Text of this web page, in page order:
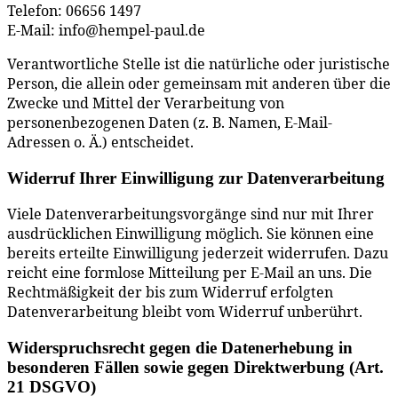
Telefon: 06656 1497
E-Mail: info@hempel-paul.de
Verantwortliche Stelle ist die natürliche oder juristische
Person, die allein oder gemeinsam mit anderen über die
Zwecke und Mittel der Verarbeitung von
personenbezogenen Daten (z. B. Namen, E-Mail-
Adressen o. Ä.) entscheidet.
Widerruf Ihrer Einwilligung zur Datenverarbeitung
Viele Datenverarbeitungsvorgänge sind nur mit Ihrer
ausdrücklichen Einwilligung möglich. Sie können eine
bereits erteilte Einwilligung jederzeit widerrufen. Dazu
reicht eine formlose Mitteilung per E-Mail an uns. Die
Rechtmäßigkeit der bis zum Widerruf erfolgten
Datenverarbeitung bleibt vom Widerruf unberührt.
Widerspruchsrecht gegen die Datenerhebung in
besonderen Fällen sowie gegen Direktwerbung (Art.
21 DSGVO)